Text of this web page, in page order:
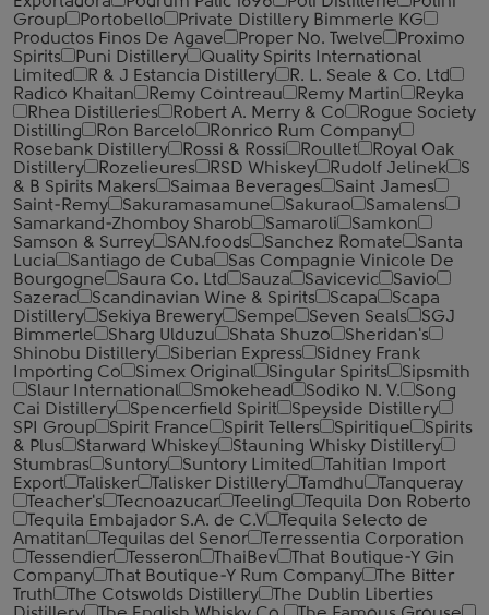
Group
Portobello
Private Distillery Bimmerle KG
Productos Finos De Agave
Proper No. Twelve
Proximo
Spirits
Puni Distillery
Quality Spirits International
Limited
R & J Estancia Distillery
R. L. Seale & Co. Ltd
Radico Khaitan
Remy Cointreau Remy Martin
Reyka
Rhea Distilleries
Robert A. Merry & Co
Rogue Society
Distilling
Ron Barcelo
Ronrico Rum Company
Rosebank Distillery
Rossi & Rossi Roullet
Royal Oak
Distillery
Rozelieures RSD Whiskey Rudolf Jelinek
S
& B Spirits Makers
Saimaa Beverages
Saint James
Saint-Remy
Sakuramasamune Sakurao
Samalens
Samarkand-Zhomboy Sharob
Samaroli
Samkon
Samson & Surrey
SAN.foods Sanchez Romate
Santa
Lucia
Santiago de Cuba
Sas Compagnie Vinicole De
Bourgogne
Saura Co. Ltd Sauza Savicevic
Savio
Sazerac
Scandinavian Wine & Spirits Scapa
Scapa
Distillery
Sekiya Brewery Sempe Seven Seals
SGJ
Bimmerle
Sharg Ulduzu Shata Shuzo
Sheridan's
Shinobu Distillery
Siberian Express
Sidney Frank
Importing Co
Simex Original Singular Spirits
Sipsmith
Slaur International
Smokehead Sodiko N. V.
Song
Cai Distillery
Spencerfield Spirit
Speyside Distillery
SPI Group
Spirit France Spirit Tellers Spiritique
Spirits
& Plus
Starward Whiskey
Stauning Whisky Distillery
Stumbras
Suntory Suntory Limited
Tahitian Import
Export
Talisker Talisker Distillery Tamdhu
Tanqueray
Teacher's
Tecnoazucar Teeling
Tequila Don Roberto
Tequila Embajador S.A. de C.V
Tequila Selecto de
Amatitan
Tequilas del Senor
Terressentia Corporation
Tessendier
Tesseron ThaiBev
That Boutique-Y Gin
Company
That Boutique-Y Rum Company
The Bitter
Truth
The Cotswolds Distillery
The Dublin Liberties